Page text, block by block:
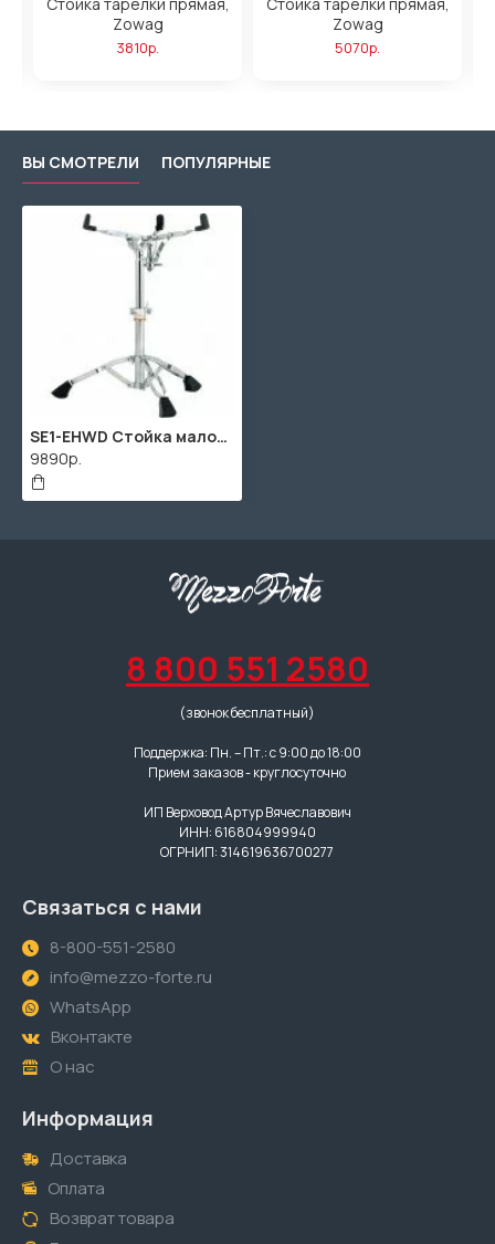
Zowag
3810р.
Zowag
5070р.
ВЫ СМОТРЕЛИ ПОПУЛЯРНЫЕ
SE1-EHWD Стойка малого барабана, EHWD
9890р.
8 800 551 2580
(звонок бесплатный)
Поддержка: Пн. – Пт.: с 9:00 до 18:00
Прием заказов - круглосуточно
ИП Верховод Артур Вячеславович
ИНН: 616804999940
ОГРНИП: 314619636700277
Связаться с нами
8-800-551-2580
info@mezzo-forte.ru
WhatsApp
Вконтакте
О нас
Информация
Доставка
Оплата
Возврат товара